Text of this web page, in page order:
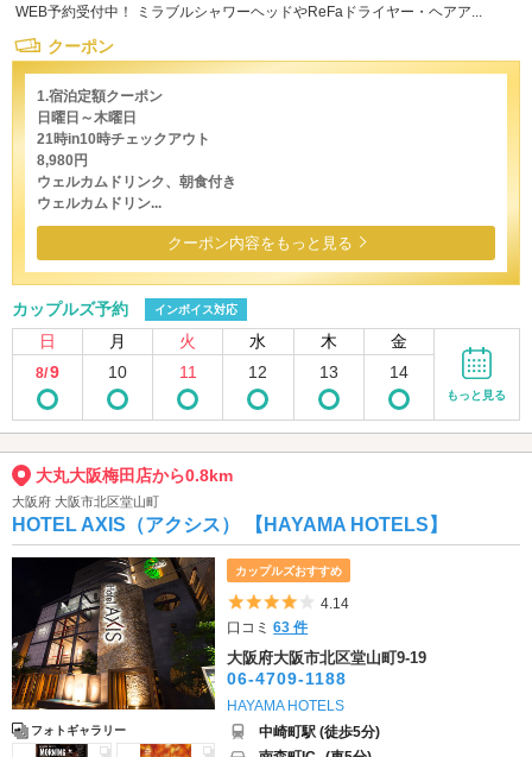
WEB予約受付中！ ミラブルシャワーヘッドやReFaドライヤー・ヘアア...
クーポン
1.宿泊定額クーポン
日曜日～木曜日
21時in10時チェックアウト
8,980円
ウェルカムドリンク、朝食付き
ウェルカムドリン...
クーポン内容をもっと見る
カップルズ予約 インボイス対応
日 月 火 水 木 金
8/9 10 11 12 13 14
もっと見る
大丸大阪梅田店から0.8km
大阪府 大阪市北区堂山町
HOTEL AXIS（アクシス） 【HAYAMA HOTELS】
フォトギャラリー
カップルズおすすめ
5つ星のうち4
4.14
口コミ63 件
大阪府大阪市北区堂山町9-19
06-4709-1188
HAYAMA HOTELS
中崎町駅 (徒歩5分)